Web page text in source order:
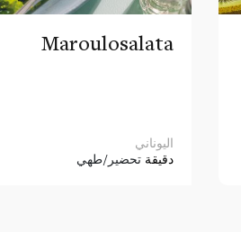
Maroulosalata
اليوناني
دقيقة تحضير/طهي